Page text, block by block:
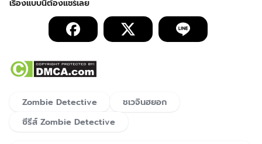
Zombie Detective
ชเวจินฮยอก
ซีรีส์ Zombie Detective